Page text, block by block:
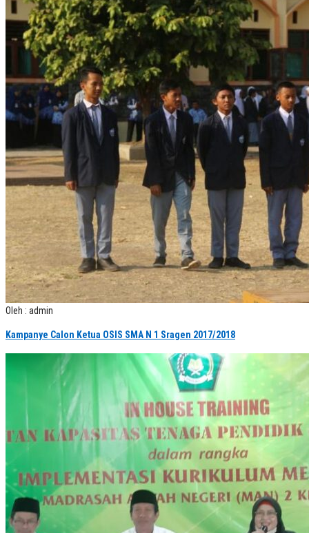
Oleh : admin
Kampanye Calon Ketua OSIS SMA N 1 Sragen 2017/2018